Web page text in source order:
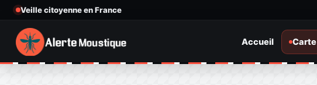
Veille citoyenne en France
Accueil Carte